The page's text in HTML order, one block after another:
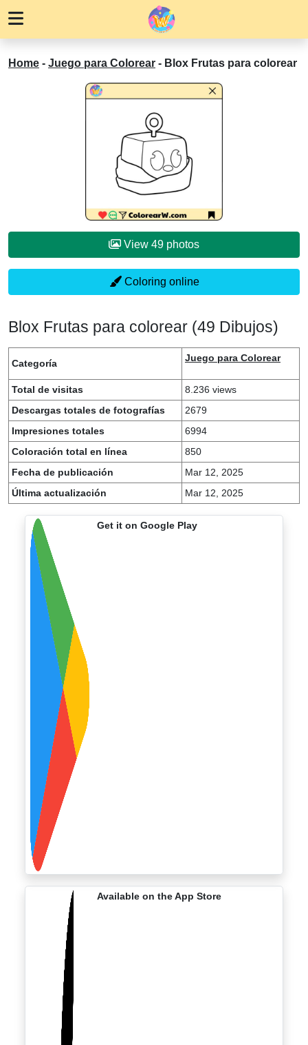
Home - Juego para Colorear - Blox Frutas para colorear
View 49 photos
Coloring online
Blox Frutas para colorear (49 Dibujos)
Categoría Juego para Colorear
Total de visitas
8.236 views
Descargas totales de fotografías
2679
Impresiones totales
6994
Coloración total en línea
850
Fecha de publicación
Mar 12, 2025
Última actualización
Mar 12, 2025
Get it on Google Play
Available on the App Store